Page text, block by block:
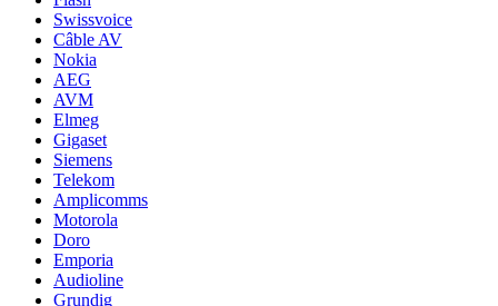
Swissvoice
Câble AV
Nokia
AEG
AVM
Elmeg
Gigaset
Siemens
Telekom
Amplicomms
Motorola
Doro
Emporia
Audioline
Grundig